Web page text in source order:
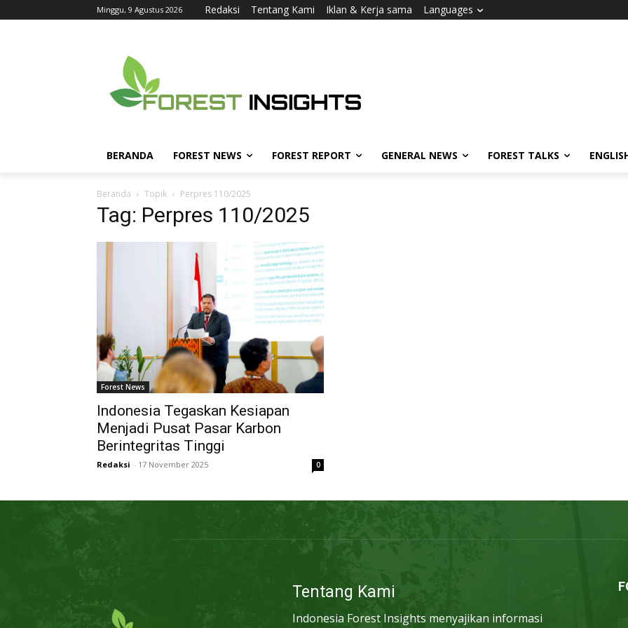
Minggu, 9 Agustus 2026 Redaksi Tentang Kami Iklan & Kerja sama Languages
BERANDA FOREST NEWS FOREST REPORT GENERAL NEWS FOREST TALKS
Beranda Topik Perpres 110/2025
Tag: Perpres 110/2025
Forest News
Indonesia Tegaskan Kesiapan
Menjadi Pusat Pasar Karbon
Berintegritas Tinggi
Redaksi - 17 November 2025 0
Tentang Kami
Indonesia Forest Insights menyajikan informasi